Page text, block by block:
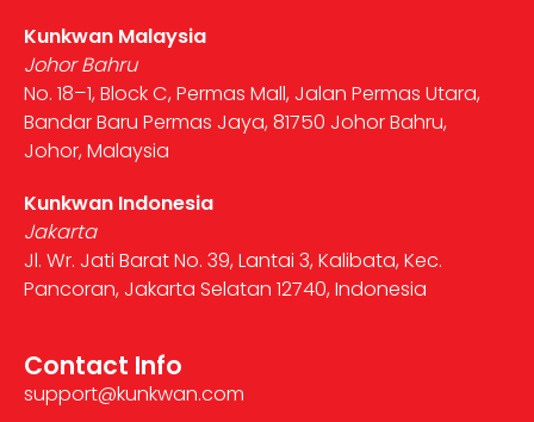
Kunkwan Malaysia
Johor Bahru
No. 18–1, Block C, Permas Mall, Jalan Permas Utara,
Bandar Baru Permas Jaya, 81750 Johor Bahru,
Johor, Malaysia
Kunkwan Indonesia
Jakarta
Jl. Wr. Jati Barat No. 39, Lantai 3, Kalibata, Kec.
Pancoran, Jakarta Selatan 12740, Indonesia
Contact Info
support@kunkwan.com